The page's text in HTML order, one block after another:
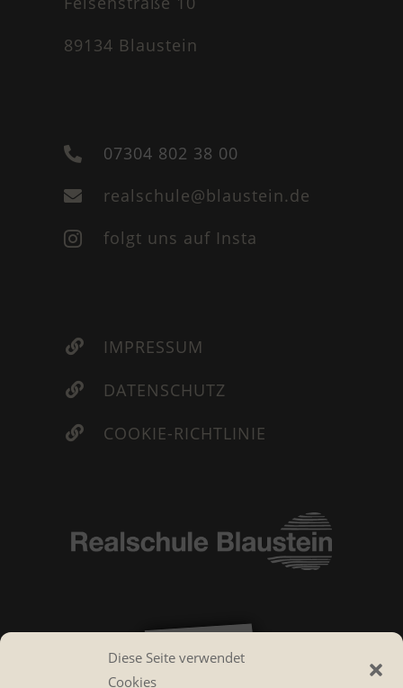
Diese Seite verwendet
Cookies
89134 Blaustein
 07304 802 38 00
 realschule@blaustein.de
 folgt uns auf Insta
 IMPRESSUM
 DATENSCHUTZ
 COOKIE-RICHTLINIE